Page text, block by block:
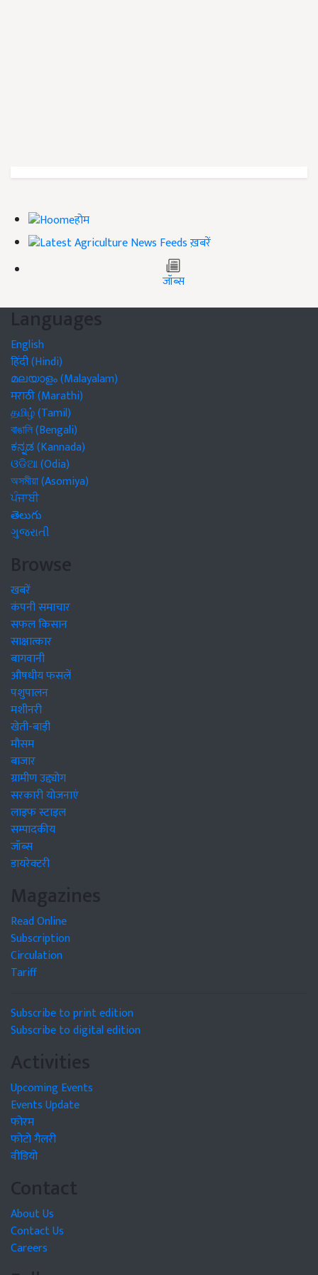
होम
ख़बरें
जॉब्स
Languages
English
हिंदी (Hindi)
മലയാളം (Malayalam)
मराठी (Marathi)
தமிழ் (Tamil)
বাঙালি (Bengali)
ಕನ್ನಡ (Kannada)
ଓଡିଆ (Odia)
অসমীয়া (Asomiya)
ਪੰਜਾਬੀ
తెలుగు
ગુજરાતી
Browse
खबरें
कंपनी समाचार
सफल किसान
साक्षात्कार
बागवानी
औषधीय फसलें
पशुपालन
मशीनरी
खेती-बाड़ी
मौसम
बाजार
ग्रामीण उद्द्योग
सरकारी योजनाएं
लाइफ स्टाइल
सम्पादकीय
जॉब्स
डायरेक्टरी
Magazines
Read Online
Subscription
Circulation
Tariff
Subscribe to print edition
Subscribe to digital edition
Activities
Upcoming Events
Events Update
फोरम
फोटो गैलरी
वीडियो
Contact
About Us
Contact Us
Careers